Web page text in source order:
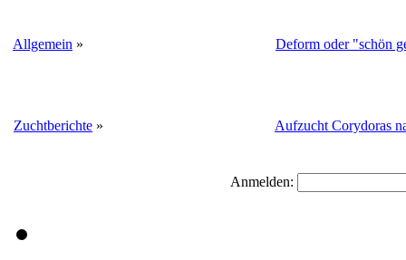
Allgemein » Deform oder "schön
Zuchtberichte » Aufzucht Corydoras
Anmelden: